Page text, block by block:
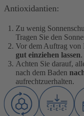
Antioxidantien:
Zu wenig
Tragen Sie den
Vor dem Auftrag von
gut einziehen lassen.
Achten Sie darauf,
nach dem Baden
aufrechtzuerhalten.